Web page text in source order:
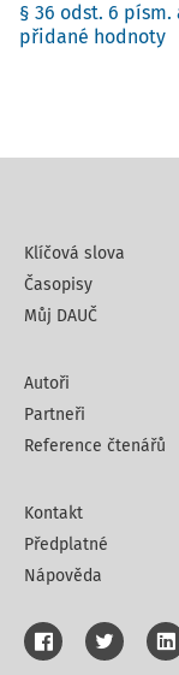
§ 36 odst. 6 písm.
přidané hodnoty
Klíčová slova
Časopisy
Můj DAUČ
Autoři
Partneři
Reference čtenářů
Kontakt
Předplatné
Nápověda